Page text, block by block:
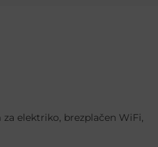
elektriko, brezplačen WiFi,